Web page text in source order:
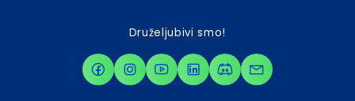
Druželjubivi smo!